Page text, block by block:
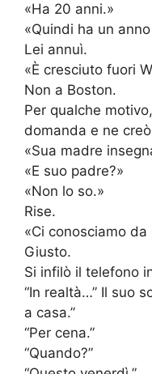
«Ha 20 anni.»
«Quindi ha un
Lei annuì.
«È cresciuto fuori
Non a Boston.
Per qualche
domanda e ne
«Sua madre
«E suo padre?»
«Non lo so.»
Rise.
«Ci conosciamo
Giusto.
Si infilò il telefono
“In realtà…” Il suo
a casa.”
“Per cena.”
“Quando?”